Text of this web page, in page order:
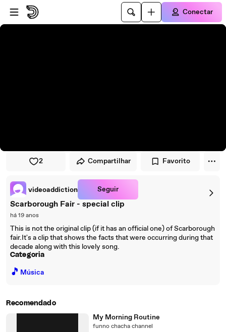
Pular para o player
Ir para o conteúdo principal
Conectar
2 Compartilhar Favorito
videoaddiction Seguir
Scarborough Fair - special clip
há 19 anos
This is not the original clip (if it has an official one) of Scarborough
fair.It's a clip that shows the facts that were occurring during that
decade along with this lovely song.
Categoria
🎵 Música
Recomendado
My Morning Routine
funno chacha channel